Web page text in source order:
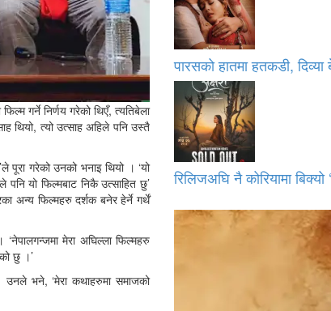
गर्ने निर्णय गरेको थिएँ, त्यतिबेला
थियो, त्यो उत्साह अहिले पनि उस्तै
पूरा गरेको उनको भनाइ थियो । ‘यो
पनि यो फिल्मबाट निकै उत्साहित छु’
अन्य फिल्महरु दर्शक बनेर हेर्ने गर्थें
मेरा अघिल्ला फिल्महरु
छु ।’
उनले भने, ‘मेरा कथाहरुमा समाजको
पारसको हातमा हतकडी,
रिलिजअघि नै कोरियामा बिक्यो